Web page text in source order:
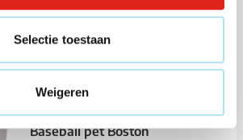
Selectie toestaan
Weigeren
+8
Top
Baseball pet Boston